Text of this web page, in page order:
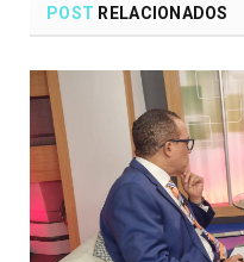
POST RELACIONADOS